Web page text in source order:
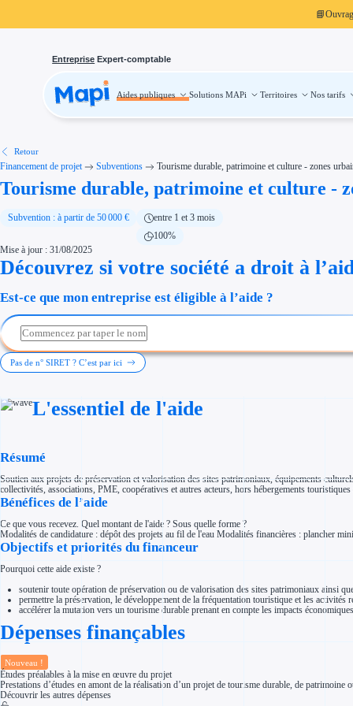
📘
Entreprise Expert-comptable
Aides publiques Solutions MAPi Territoires Nos tarifs
Aides publiques
Investissement
Thématiques
Financement innovation
Transition écologique
Développement international
Économies d'énergie et d'eau
Étapes de vie
Cession d'entreprise
Entreprise en difficulté
Type de financements
Aides sans remboursement
Subventions
Investir dans une entreprise
Aides Urssaf
Prêts publics
Par financeur
Aides par organisme financeur
Tous les financeurs
Solutions MAPi
Simulateur d'éligibilité
Territoires
Régions de A à H
Aides Région Auvergne-Rhône-Alpes
Aides Région Bourgogne-Franche-Comté
Aides Région Bretagne
Aides Région Grand-Est
Aides Région Hauts-de-France
Régions de I à P
Retour
Financement de projet Subventions Tourisme durable, patrimoine et culture - zones
Tourisme durable, patrimoine et culture -
Subvention : à partir de 50 000 €
entre 1 et 3 mois
100%
Mise à jour : 31/08/2025
Découvrez si votre société a droit à
Est-ce que mon entreprise est éligible à l’aide ?
Pas de n° SIRET ? C’est par ici
L'essentiel de l'aide
Résumé
Soutien aux projets de préservation et valorisation des sites patrimoniaux, équipements
collectivités, associations, PME, coopératives et autres acteurs, hors hébergements touristiques
Bénéfices de l’aide
Ce que vous recevez. Quel montant de l'aide ? Sous quelle forme ?
Modalités de candidature : dépôt des projets au fil de l'eau Modalités financières : plancher
Objectifs et priorités du financeur
Pourquoi cette aide existe ?
soutenir toute opération de préservation ou de valorisation des sites patrimoniaux ainsi
permettre la préservation, le développement de la fréquentation touristique et les
accélérer la mutation vers un tourisme durable prenant en compte les impacts
Dépenses finançables
Nouveau !
Études préalables à la mise en œuvre du projet
Prestations d’études en amont de la réalisation d’un projet de tourisme durable, de
Découvrir les autres dépenses